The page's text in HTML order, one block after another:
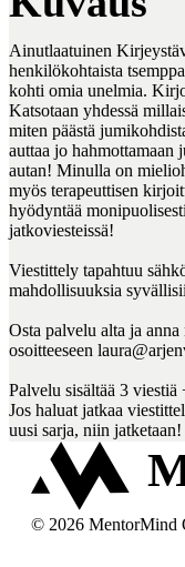
Ainutlaatuinen
henkilökohtaista
kohti omia unelmia.
Katsotaan yhdessä
miten päästä
auttaa jo hahmottamaan
autan! Minulla on
myös terapeuttisen
hyödyntää
jatkoviesteissä!
Viestittely tapahtuu
mahdollisuuksia
Osta palvelu alta ja
osoitteeseen
Palvelu sisältää 3
Jos haluat jatkaa
© 2026 MentorMind